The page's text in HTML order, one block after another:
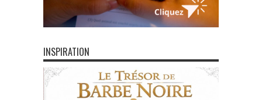
INSPIRATION